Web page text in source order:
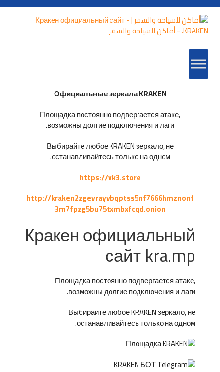
Официальные зеркала KRAKEN
Площадка постоянно подвергается атаке,
возможны долгие подключения и лаги.
Выбирайте любое KRAKEN зеркало, не
останавливайтесь только на одном.
https://vk3.store
http://kraken2zgevrayvbqptss5nf7666hmznonf
3m7fpzg5bu75txmbxfcqd.onion
Кракен официальный
сайт kra.mp
Площадка постоянно подвергается атаке,
возможны долгие подключения и лаги.
Выбирайте любое KRAKEN зеркало, не
останавливайтесь только на одном.